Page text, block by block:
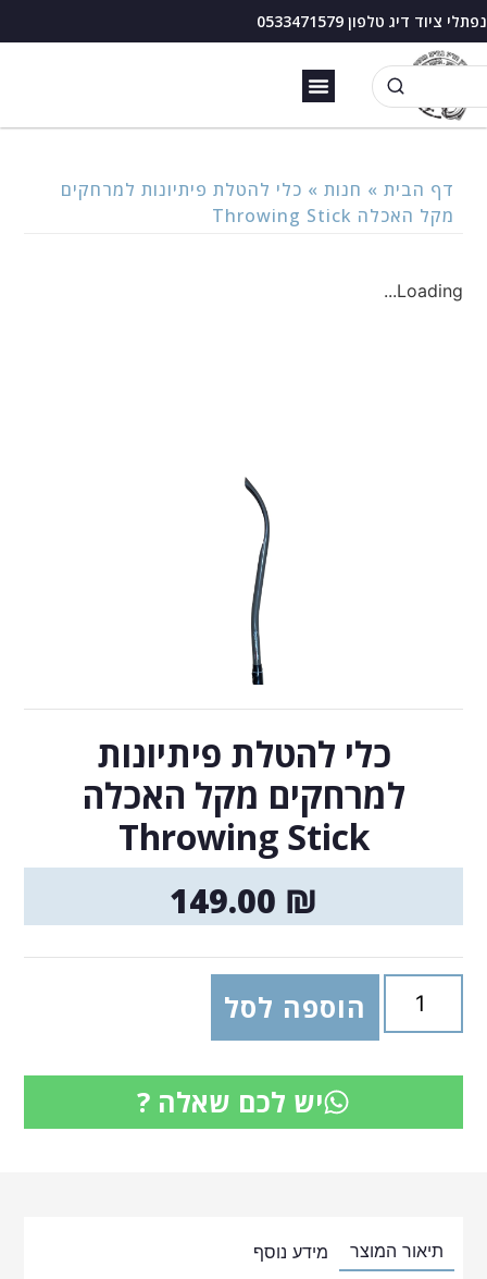
נפתלי ציוד דיג טלפון 0533471579
דף הבית » חנות » כלי להטלת פיתיונות למרחקים
מקל האכלה Throwing Stick
Loading...
כלי להטלת פיתיונות
למרחקים מקל האכלה
Throwing Stick
149.00 ₪
הוספה לסל
יש לכם שאלה ?
תיאור המוצר מידע נוסף